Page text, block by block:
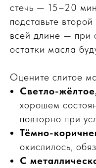
стечь — 15–20
подставьте
всей длине — при
остатки масла
Оцените слитое
Светло-
хорошем
повторно при
Тёмно-
окислилось,
С